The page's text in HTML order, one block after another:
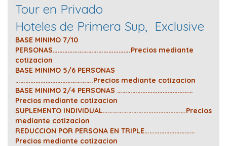
Tour en Privado
Hoteles de Primera Sup, Exclusive
BASE MINIMO 7/10
PERSONAS……………………………………….Precios mediante
cotizacion
BASE MINIMO 5/6 PERSONAS
……………………………………….Precios mediante cotizacion
BASE MINIMO 2/4 PERSONAS ………………………………………
Precios mediante cotizacion
SUPLEMENTO INDIVIDUAL………………………………………….Precios
mediante cotizacion
REDUCCION POR PERSONA EN TRIPLE…………………………
Precios mediante cotizacion